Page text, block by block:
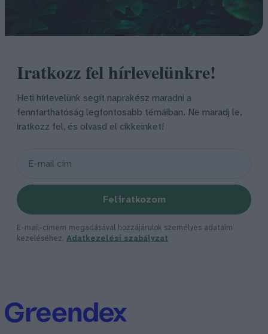
Iratkozz fel hírlevelünkre!
Heti hírlevelünk segít naprakész maradni a
fenntarthatóság legfontosabb témáiban. Ne maradj le,
iratkozz fel, és olvasd el cikkeinket!
Feliratkozom
E-mail-címem megadásával hozzájárulok személyes adataim
kezeléséhez. Adatkezelési szabályzat